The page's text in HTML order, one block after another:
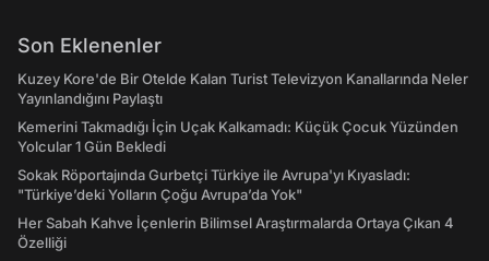
Son Eklenenler
Kuzey Kore'de Bir Otelde Kalan Turist Televizyon Kanallarında Neler
Yayınlandığını Paylaştı
Kemerini Takmadığı İçin Uçak Kalkamadı: Küçük Çocuk Yüzünden
Yolcular 1 Gün Bekledi
Sokak Röportajında Gurbetçi Türkiye ile Avrupa'yı Kıyasladı:
"Türkiye’deki Yolların Çoğu Avrupa’da Yok"
Her Sabah Kahve İçenlerin Bilimsel Araştırmalarda Ortaya Çıkan 4
Özelliği